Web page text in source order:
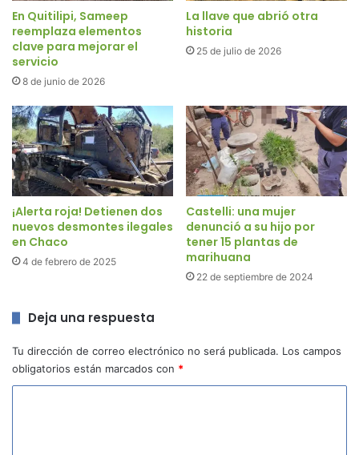
En Quitilipi, Sameep
reemplaza elementos
clave para mejorar el
servicio
8 de junio de 2026
La llave que abrió otra
historia
25 de julio de 2026
¡Alerta roja! Detienen dos
nuevos desmontes ilegales
en Chaco
4 de febrero de 2025
Castelli: una mujer
denunció a su hijo por
tener 15 plantas de
marihuana
22 de septiembre de 2024
Deja una respuesta
Tu dirección de correo electrónico no será publicada. Los campos
obligatorios están marcados con *